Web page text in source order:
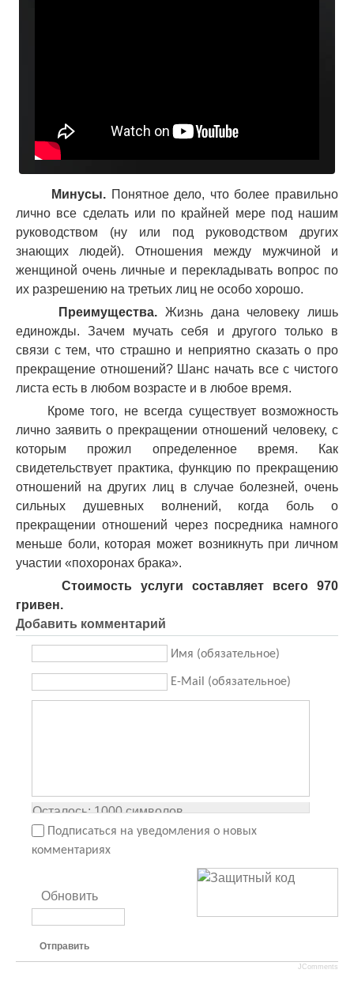
Минусы.Понятное дело, что более правильно
лично все сделать или по крайней мере под нашим
руководством (ну или под руководством других
знающих людей). Отношения между мужчиной и
женщиной очень личные и перекладывать вопрос по
их разрешению на третьих лиц не особо хорошо.
Преимущества. Жизнь дана человеку лишь
единожды. Зачем мучать себя и другого только в
связи с тем, что страшно и неприятно сказать о про
прекращение отношений? Шанс начать все с чистого
листа есть в любом возрасте и в любое время.
Кроме того, не всегда существует возможность
лично заявить о прекращении отношений человеку, с
которым прожил определенное время. Как
свидетельствует практика, функцию по прекращению
отношений на других лиц в случае болезней, очень
сильных душевных волнений, когда боль о
прекращении отношений через посредника намного
меньше боли, которая может возникнуть при личном
участии «похоронах брака».
Стоимость услуги составляет всего 970
гривен.
Добавить комментарий
Имя (обязательное)
E-Mail (обязательное)
Осталось:1000символов
Подписаться на уведомления о новых
комментариях
Обновить
Отправить
JComments